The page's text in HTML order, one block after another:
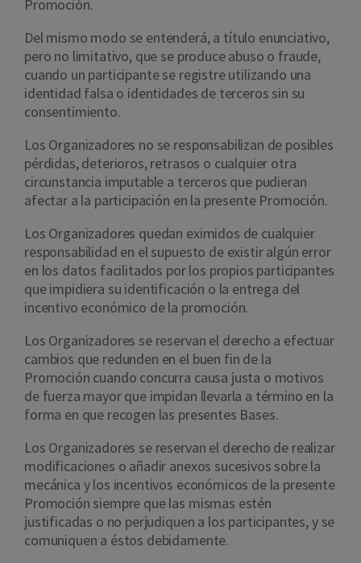
Promoción.
Del mismo modo se entenderá, a título enunciativo,
pero no limitativo, que se produce abuso o fraude,
cuando un participante se registre utilizando una
identidad falsa o identidades de terceros sin su
consentimiento.
Los Organizadores no se responsabilizan de posibles
pérdidas, deterioros, retrasos o cualquier otra
circunstancia imputable a terceros que pudieran
afectar a la participación en la presente Promoción.
Los Organizadores quedan eximidos de cualquier
responsabilidad en el supuesto de existir algún error
en los datos facilitados por los propios participantes
que impidiera su identificación o la entrega del
incentivo económico de la promoción.
Los Organizadores se reservan el derecho a efectuar
cambios que redunden en el buen fin de la
Promoción cuando concurra causa justa o motivos
de fuerza mayor que impidan llevarla a término en la
forma en que recogen las presentes Bases.
Los Organizadores se reservan el derecho de realizar
modificaciones o añadir anexos sucesivos sobre la
mecánica y los incentivos económicos de la presente
Promoción siempre que las mismas estén
justificadas o no perjudiquen a los participantes, y se
comuniquen a éstos debidamente.